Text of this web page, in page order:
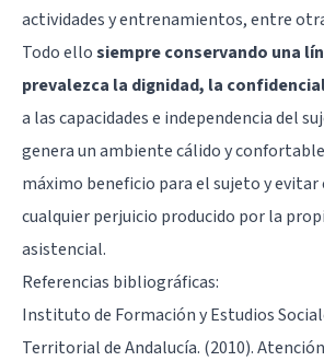
actividades y entrenamientos, entre
Todo ellosiempre conservando una
prevalezca la dignidad, la
a las capacidades e independencia del
genera un ambiente cálido y confortable
máximo beneficio para el sujeto y
cualquier perjuicio producido por la
asistencial.
Referencias bibliográficas:
Instituto de Formación y Estudios
Territorial de Andalucía. (2010).